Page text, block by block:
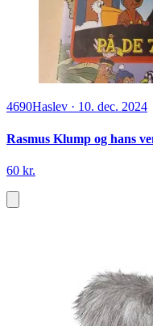
4690Haslev · 10. dec. 2024
Rasmus Klump og hans
60 kr.